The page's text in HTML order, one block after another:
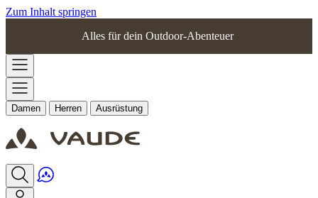
Zum Inhalt springen
Alles für dein Outdoor-Abenteuer
Damen Herren Ausrüstung